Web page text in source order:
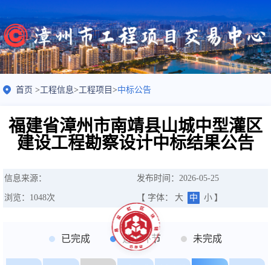
首页 >工程信息>工程项目 >中标公告
福建省漳州市南靖县山城中型灌区
建设工程勘察设计中标结果公告
信息来源： 发布时间：2026-05-25
浏览： 1048次 【 字体： 大 中 小 】
已完成 选中环节 未完成